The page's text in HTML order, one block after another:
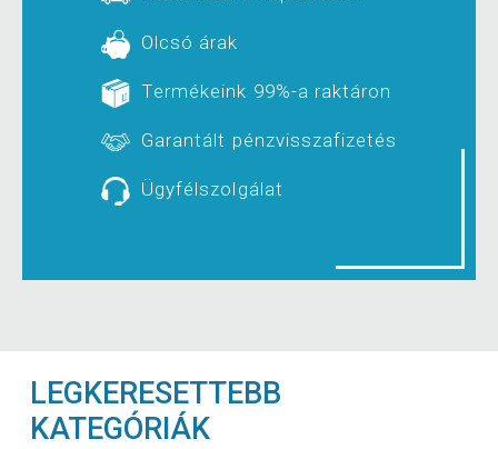
Olcsó árak
Termékeink 99%-a raktáron
Garantált pénzvisszafizetés
Ügyfélszolgálat
LEGKERESETTEBB
KATEGÓRIÁK